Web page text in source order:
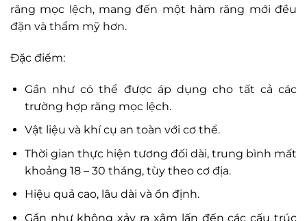
răng mọc lệch, mang đến một hàm răng mới đều
đặn và thẩm mỹ hơn.
Đặc điểm:
Gần như có thể được áp dụng cho tất cả các
trường hợp răng mọc lệch.
Vật liệu và khí cụ an toàn với cơ thể.
Thời gian thực hiện tương đối dài, trung bình mất
khoảng 18 – 30 tháng, tùy theo cơ địa.
Hiệu quả cao, lâu dài và ổn định.
Gần như không xảy ra xâm lấn đến các cấu trúc